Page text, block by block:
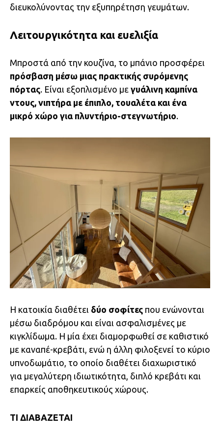
διευκολύνοντας την εξυπηρέτηση γευμάτων.
Λειτουργικότητα και ευελιξία
Μπροστά από την κουζίνα, το μπάνιο προσφέρει
πρόσβαση μέσω μιας πρακτικής συρόμενης
πόρτας. Είναι εξοπλισμένο με γυάλινη καμπίνα
ντους, νιπτήρα με έπιπλο, τουαλέτα και ένα
μικρό χώρο για πλυντήριο-στεγνωτήριο.
Η κατοικία διαθέτει δύο σοφίτες που ενώνονται
μέσω διαδρόμου και είναι ασφαλισμένες με
κιγκλίδωμα. Η μία έχει διαμορφωθεί σε καθιστικό
με καναπέ-κρεβάτι, ενώ η άλλη φιλοξενεί το κύριο
υπνοδωμάτιο, το οποίο διαθέτει διαχωριστικό
για μεγαλύτερη ιδιωτικότητα, διπλό κρεβάτι και
επαρκείς αποθηκευτικούς χώρους.
ΤΙ ΔΙΑΒΑΖΕΤΑΙ